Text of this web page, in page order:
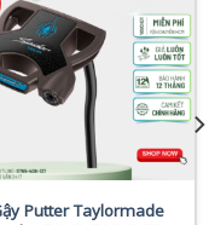
Putter Taylormade